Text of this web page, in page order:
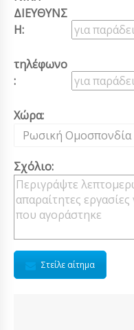
ΔΙΕΥΘΥΝΣ
Η:
τηλέφωνο
:
Χώρα:
Ρωσική Ομοσπονδία
Σχόλιο:
Στείλε αίτημα